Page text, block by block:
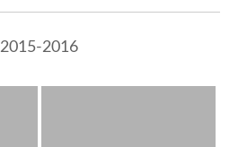
2015-2016